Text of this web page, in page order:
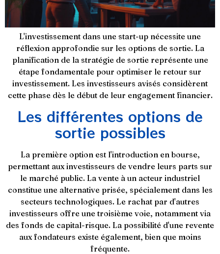
L'investissement dans une start-up nécessite une
réflexion approfondie sur les options de sortie. La
planification de la stratégie de sortie représente une
étape fondamentale pour optimiser le retour sur
investissement. Les investisseurs avisés considèrent
cette phase dès le début de leur engagement financier.
Les différentes options de
sortie possibles
La première option est l'introduction en bourse,
permettant aux investisseurs de vendre leurs parts sur
le marché public. La vente à un acteur industriel
constitue une alternative prisée, spécialement dans les
secteurs technologiques. Le rachat par d'autres
investisseurs offre une troisième voie, notamment via
des fonds de capital-risque. La possibilité d'une revente
aux fondateurs existe également, bien que moins
fréquente.